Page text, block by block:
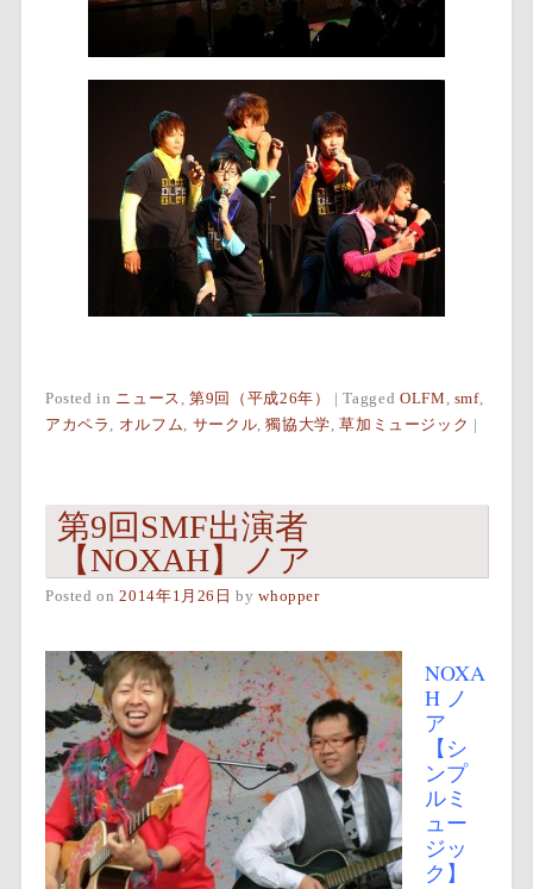
Posted in ニュース ,第9回（平成26年） |Tagged OLFM smf,
アカペラ
オルフム サークル ,獨協大学 ,草加ミュージック |
第9回SMF出演者
【NOXAH】ノア
Posted on2014年1月26日 bywhopper
NOXA
H ノ
ア
【シ
ンプ
ルミ
ュー
ジッ
ク】